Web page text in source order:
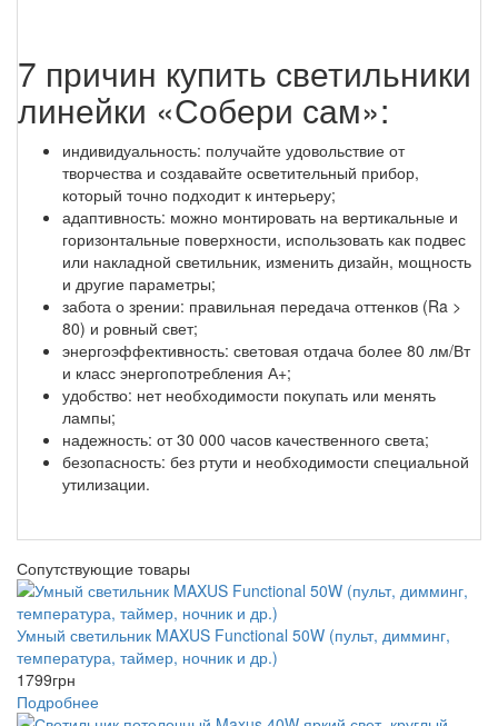
7 причин купить светильники
линейки «Собери сам»:
индивидуальность: получайте удовольствие от
творчества и создавайте осветительный прибор,
который точно подходит к интерьеру;
адаптивность: можно монтировать на вертикальные и
горизонтальные поверхности, использовать как подвес
или накладной светильник, изменить дизайн, мощность
и другие параметры;
забота о зрении: правильная передача оттенков (Ra >
80) и ровный свет;
энергоэффективность: световая отдача более 80 лм/Вт
и класс энергопотребления А+;
удобство: нет необходимости покупать или менять
лампы;
надежность: от 30 000 часов качественного света;
безопасность: без ртути и необходимости специальной
утилизации.
Сопутствующие товары
Умный светильник MAXUS Functional 50W (пульт, димминг,
температура, таймер, ночник и др.)
1799грн
Подробнее